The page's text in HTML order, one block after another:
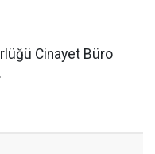
Cinayet Büro